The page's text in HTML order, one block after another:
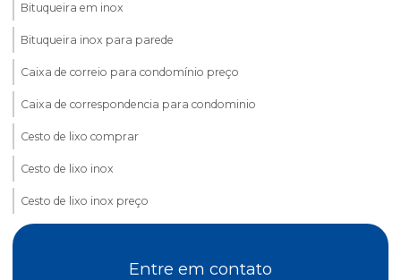
Bituqueira em inox
Bituqueira inox para parede
Caixa de correio para condomínio preço
Caixa de correspondencia para condominio
Cesto de lixo comprar
Cesto de lixo inox
Cesto de lixo inox preço
Cesto porta guarda chuvaEntre em contato